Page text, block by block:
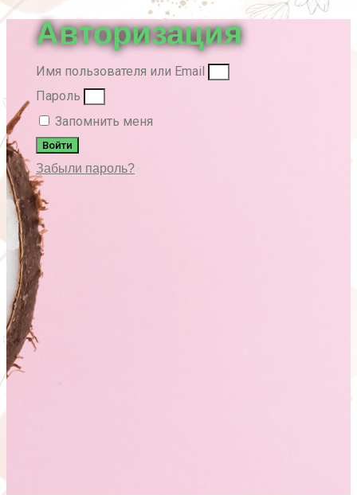
Авторизация
Имя пользователя или Email
Пароль
Запомнить меня
Войти
Забыли пароль?